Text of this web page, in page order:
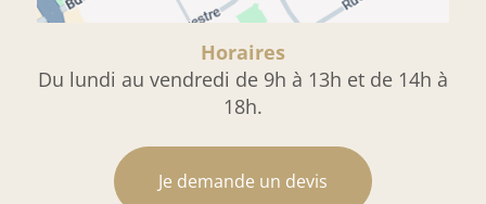
Horaires
Du lundi au vendredi de 9h à 13h et de 14h à
18h.
Je demande un devis